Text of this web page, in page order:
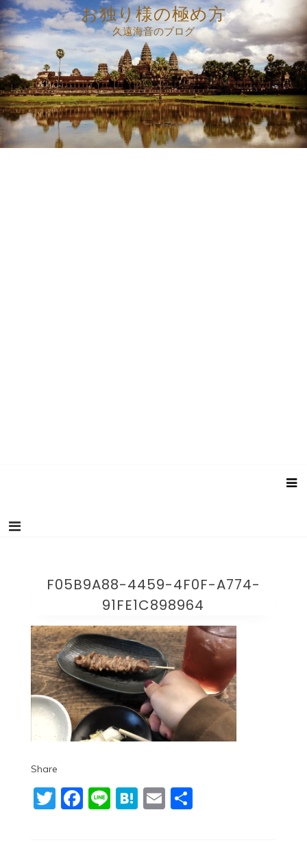
コ
ン
テ
ン
ツ
へ
ス
キ
ッ
お独り様の極め方
久遠海音のブログ
F05B9A88-4459-4F0F-A774-
91FE1C898964
Share
Twitter
Facebook
LineHatena
Email
共